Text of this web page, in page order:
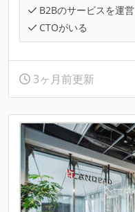
B2Bのサービスを運営
CTOがいる
3ヶ月前更新